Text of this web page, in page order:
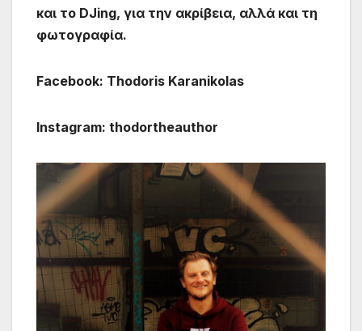
και το DJing, για την ακρίβεια, αλλά και τη
φωτογραφία.
Facebook: Thodoris Karanikolas
Instagram: thodortheauthor